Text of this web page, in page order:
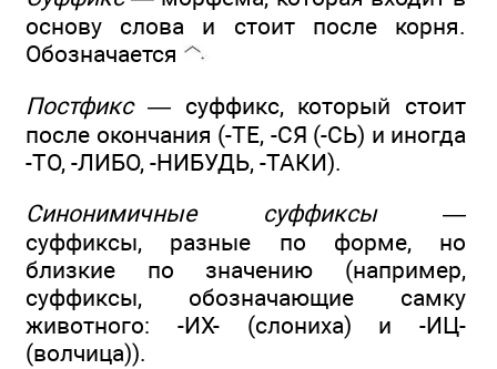
основу слова и стоит после корня.
Обозначается
Постфикс —суффикс, который стоит
после окончания (-ТЕ, -СЯ (-СЬ) и иногда
-ТО, -ЛИБО, -НИБУДЬ, -ТАКИ).
Синонимичные суффиксы —
суффиксы, разные по форме, но
близкие по значению (например,
суффиксы, обозначающие самку
животного: -ИХ- (слониха) и -ИЦ-
(волчица)).